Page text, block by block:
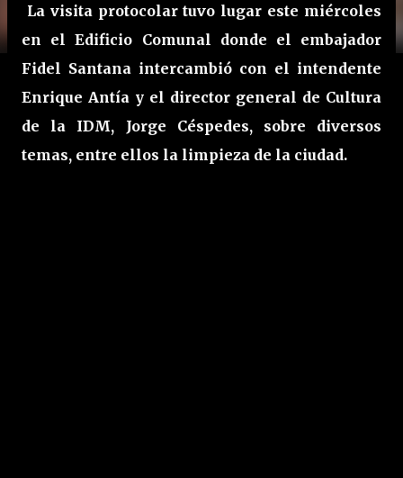
La visita protocolar tuvo lugar este miércoles
en el Edificio Comunal donde el embajador
Fidel Santana intercambió con el intendente
Enrique Antía y el director general de Cultura
de la IDM, Jorge Céspedes, sobre diversos
temas, entre ellos la limpieza de la ciudad.